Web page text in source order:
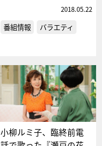
2018.05.22
番組情報 バラエティ
小柳ルミ子、臨終前電